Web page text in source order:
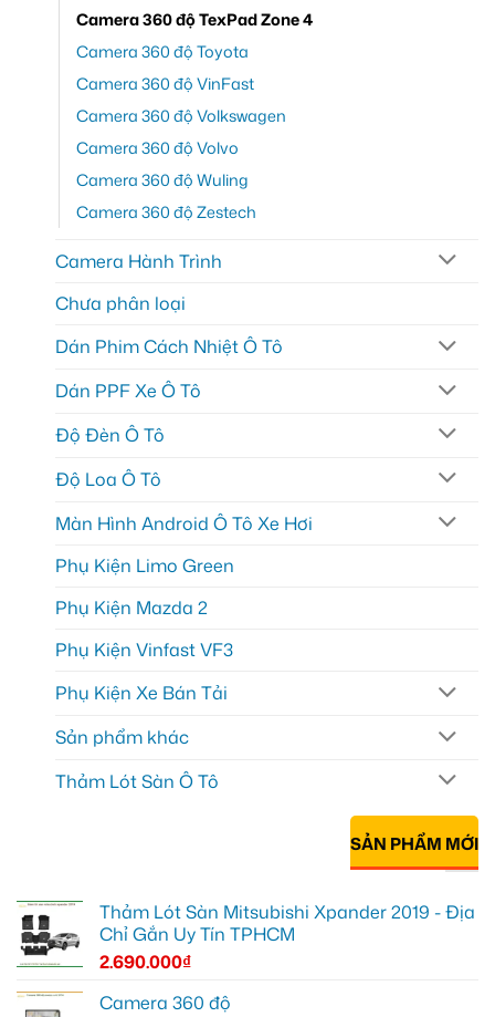
Camera 360 độ TexPad Zone 4
Camera 360 độ Toyota
Camera 360 độ VinFast
Camera 360 độ Volkswagen
Camera 360 độ Volvo
Camera 360 độ Wuling
Camera 360 độ Zestech
Camera Hành Trình
Chưa phân loại
Dán Phim Cách Nhiệt Ô Tô
Dán PPF Xe Ô Tô
Độ Đèn Ô Tô
Độ Loa Ô Tô
Màn Hình Android Ô Tô Xe Hơi
Phụ Kiện Limo Green
Phụ Kiện Mazda 2
Phụ Kiện Vinfast VF3
Phụ Kiện Xe Bán Tải
Sản phẩm khác
Thảm Lót Sàn Ô Tô
SẢN PHẨM MỚI
Thảm Lót Sàn Mitsubishi Xpander 2019 - Địa
Chỉ Gắn Uy Tín TPHCM
2.690.000₫
Camera 360 độ